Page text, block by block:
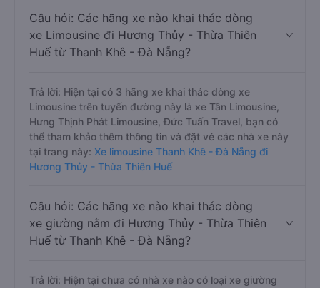
Câu hỏi: Các hãng xe nào khai thác dòng
xe Limousine đi Hương Thủy - Thừa Thiên
Huế từ Thanh Khê - Đà Nẵng?
Trả lời: Hiện tại có 3 hãng xe khai thác dòng xe
Limousine trên tuyến đường này là xe Tân Limousine,
Hưng Thịnh Phát Limousine, Đức Tuấn Travel, bạn có
thể tham khảo thêm thông tin và đặt vé các nhà xe này
tại trang này: Xe limousine Thanh Khê - Đà Nẵng đi
Hương Thủy - Thừa Thiên Huế
Câu hỏi: Các hãng xe nào khai thác dòng
xe giường nằm đi Hương Thủy - Thừa Thiên
Huế từ Thanh Khê - Đà Nẵng?
Trả lời: Hiện tại chưa có nhà xe nào có loại xe giường